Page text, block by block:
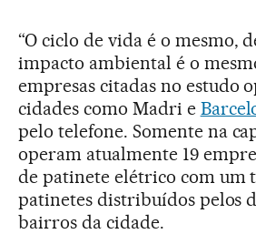
“O ciclo de vida é o mesmo,
impacto ambiental é o
empresas citadas no estudo
cidades como Madri e
pelo telefone. Somente na
operam atualmente 19
de patinete elétrico com um
patinetes distribuídos pelos
bairros da cidade.